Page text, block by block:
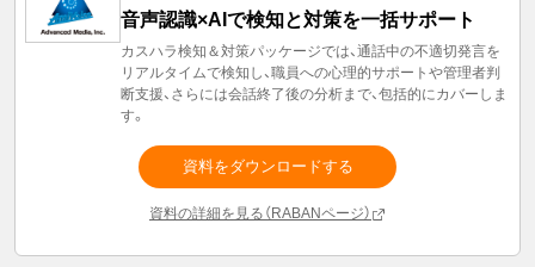
音声認識×AIで検知と対策を一括サポート
カスハラ検知＆対策パッケージでは、通話中の不適切発言を
リアルタイムで検知し、職員への心理的サポートや管理者判
断支援、さらには会話終了後の分析まで、包括的にカバーしま
す。
資料をダウンロードする
資料の詳細を見る（RABANページ）